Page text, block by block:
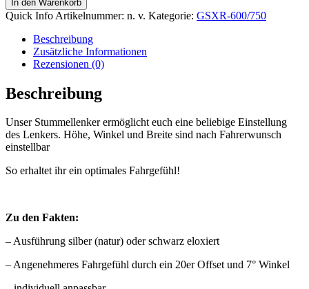
Klemmschelle
20er
Offset
Winkel
Menge
In den Warenkorb
Quick Info Artikelnummer: n. v. Kategorie: GSXR-600/750
Beschreibung
Zusätzliche Informationen
Rezensionen (0)
Beschreibung
Unser Stummellenker ermöglicht euch eine beliebige Einstellung
des Lenkers. Höhe, Winkel und Breite sind nach Fahrerwunsch
einstellbar
So erhaltet ihr ein optimales Fahrgefühl!
Zu den Fakten:
– Ausführung silber (natur) oder schwarz eloxiert
– Angenehmeres Fahrgefühl durch ein 20er Offset und 7° Winkel